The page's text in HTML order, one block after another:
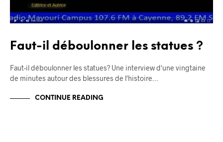
Faut-il déboulonner les statues ?
Faut-il déboulonner les statues? Une interview d'une vingtaine
de minutes autour des blessures de l'histoire…
CONTINUE READING